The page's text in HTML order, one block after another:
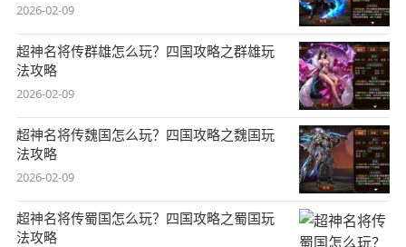
2026-02-09
超神名将传群雄怎么玩？四国攻略之群雄玩
法攻略
2026-02-09
超神名将传魏国怎么玩？四国攻略之魏国玩
法攻略
2026-02-09
超神名将传蜀国怎么玩？四国攻略之蜀国玩
法攻略